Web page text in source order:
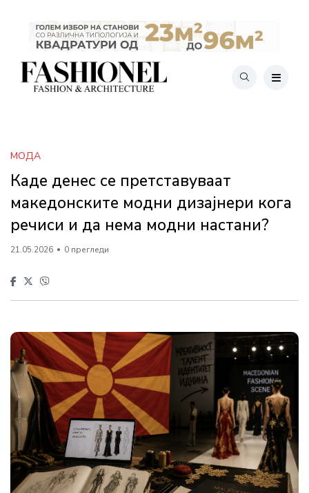
МОДА
Каде денес се претставуваат
македонските модни дизајнери кога
речиси и да нема модни настани?
21.05.2026 0 прегледи